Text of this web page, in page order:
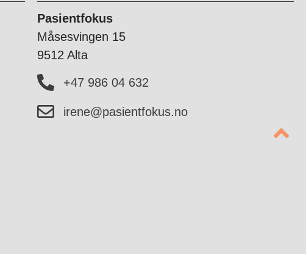
Pasientfokus
Måsesvingen 15
9512 Alta
+47 986 04 632
irene@pasientfokus.no